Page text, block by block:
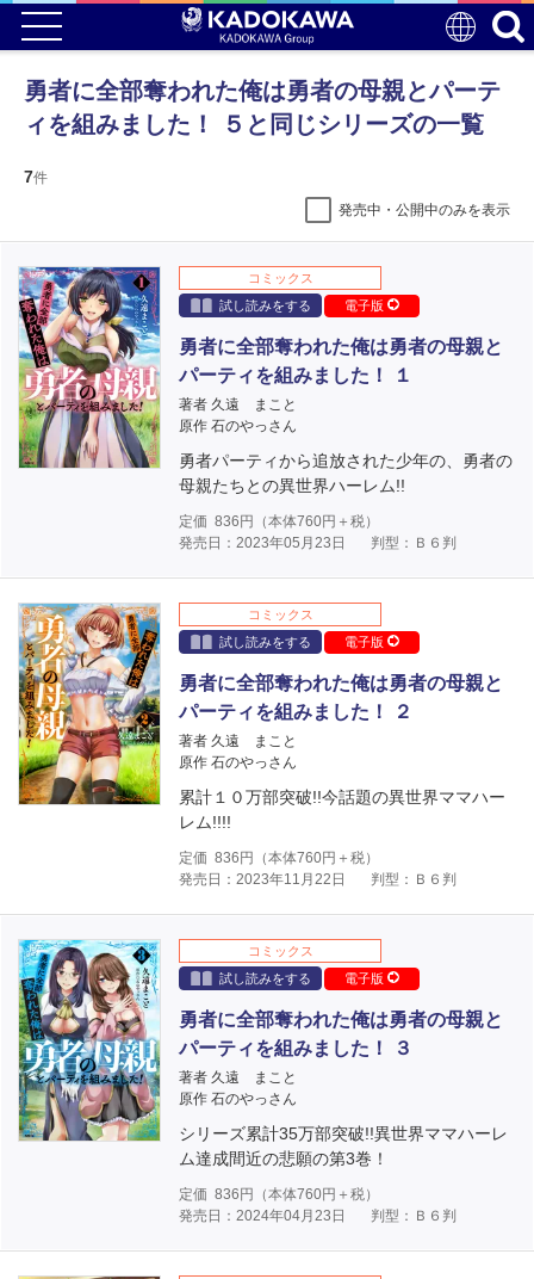
勇者に全部奪われた俺は勇者の母親とパーテ
ィを組みました！ ５と同じシリーズの一覧
7件
発売中・公開中のみを表示
コミックス
試し読みをする
電子版
勇者に全部奪われた俺は勇者の母親と
パーティを組みました！ １
著者 久遠 まこと
原作 石のやっさん
勇者パーティから追放された少年の、勇者の
母親たちとの異世界ハーレム!!
定価 836 円（本体760円＋税）
発売日：2023年05月23日
判型：Ｂ６判
コミックス
試し読みをする
電子版
勇者に全部奪われた俺は勇者の母親と
パーティを組みました！ ２
著者 久遠 まこと
原作 石のやっさん
累計１０万部突破!!今話題の異世界ママハー
レム!!!!
定価 836 円（本体760円＋税）
発売日：2023年11月22日
判型：Ｂ６判
コミックス
試し読みをする
電子版
勇者に全部奪われた俺は勇者の母親と
パーティを組みました！ ３
著者 久遠 まこと
原作 石のやっさん
シリーズ累計35万部突破!!異世界ママハーレ
ム達成間近の悲願の第3巻！
定価 836 円（本体760円＋税）
発売日：2024年04月23日
判型：Ｂ６判